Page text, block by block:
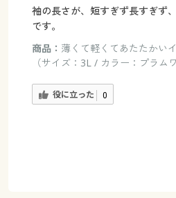
袖の長さが、短すぎず長すぎず
です。
商品： 薄くて軽くてあたたかい
（サイズ：3L / カラー：プラム
役に立った 0